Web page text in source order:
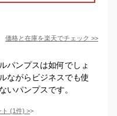
価格と在庫を楽天でチェック >>
パンプスは如何でしょ
ながらビジネスでも使
いパンプスです。
(1件) >